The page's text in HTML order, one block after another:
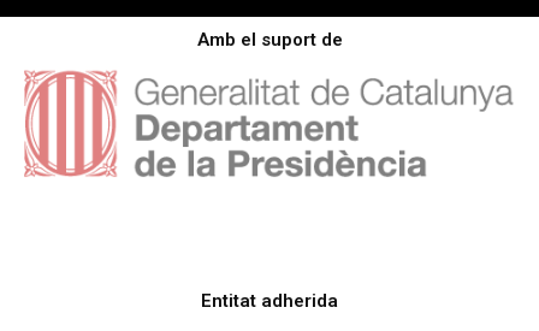
Amb el suport de
Entitat adherida